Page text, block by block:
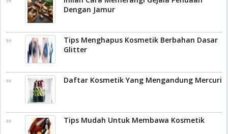
Dengan Jamur
Tips Menghapus Kosmetik Berbahan Dasar
Glitter
Daftar Kosmetik Yang Mengandung Mercuri
Tips Mudah Untuk Membawa Kosmetik